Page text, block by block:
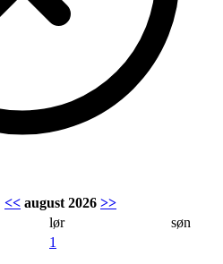
<< august 2026 >>
lør søn
1